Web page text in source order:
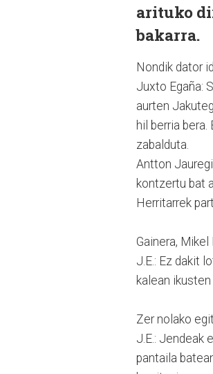
arituko
bakarra.
Nondik dator
Juxto Egaña:
aurten
hil berria
zabalduta.
Antton
kontzertu bat
Herritarrek
Gainera,
J.E.: Ez dakit
kalean
Zer nolako
J.E.: Jendeak
pantaila